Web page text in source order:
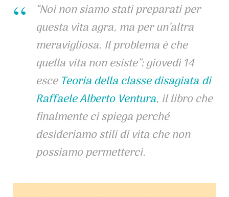
“Noi non siamo stati preparati per
questa vita agra, ma per un’altra
meravigliosa. Il problema è che
quella vita non esiste”: giovedì 14
esce Teoria della classe disagiata di
Raffaele Alberto Ventura, il libro che
finalmente ci spiega perché
desideriamo stili di vita che non
possiamo permetterci.